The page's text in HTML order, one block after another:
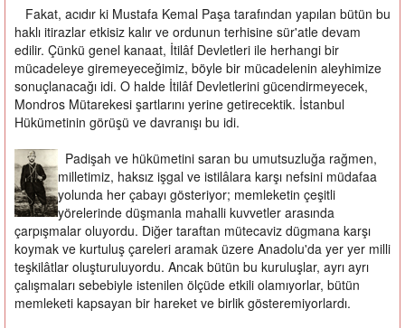
Fakat, acıdır ki Mustafa Kemal Paşa tarafından yapılan bütün bu
haklı itirazlar etkisiz kalır ve ordunun terhisine sür'atle devam
edilir. Çünkü genel kanaat, İtilâf Devletleri ile herhangi bir
mücadeleye giremeyeceğimiz, böyle bir mücadelenin aleyhimize
sonuçlanacağı idi. O halde İtilâf Devletlerini gücendirmeyecek,
Mondros Mütarekesi şartlarını yerine getirecektik. İstanbul
Hükümetinin görüşü ve davranışı bu idi.
Padişah ve hükümetini saran bu umutsuzluğa rağmen,
milletimiz, haksız işgal ve istilâlara karşı nefsini müdafaa
yolunda her çabayı gösteriyor; memleketin çeşitli
yörelerinde düşmanla mahalli kuvvetler arasında
çarpışmalar oluyordu. Diğer taraftan mütecaviz dügmana karşı
koymak ve kurtuluş çareleri aramak üzere Anadolu'da yer yer milli
teşkilâtlar oluşturuluyordu. Ancak bütün bu kuruluşlar, ayrı ayrı
çalışmaları sebebiyle istenilen ölçüde etkili olamıyorlar, bütün
memleketi kapsayan bir hareket ve birlik gösteremiyorlardı.